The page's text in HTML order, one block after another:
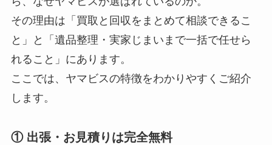
その理由は「買取と回収をまとめて相談できるこ
と」と「遺品整理・実家じまいまで一括で任せら
れること」にあります。
ここでは、ヤマビスの特徴をわかりやすくご紹介
します。
① 出張・お見積りは完全無料